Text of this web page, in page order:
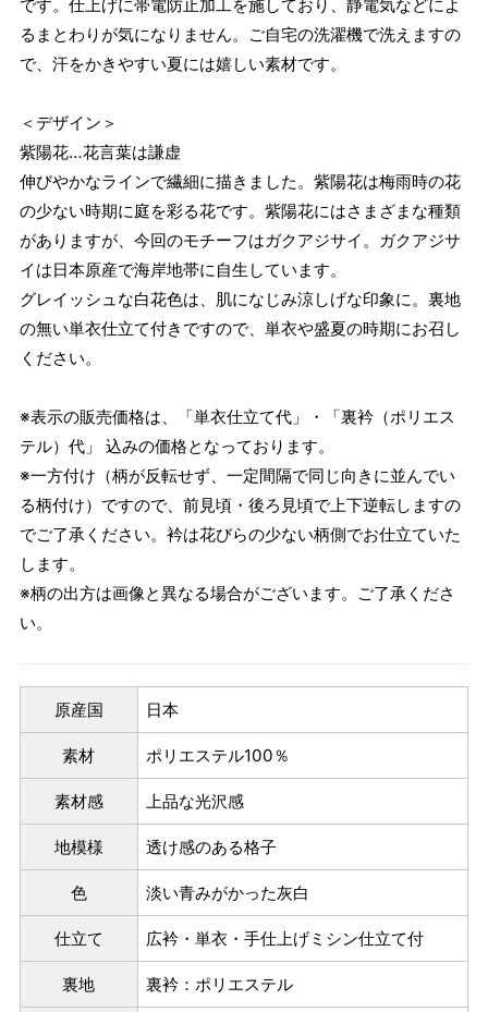
パターンオーダー（弊社規定のS～LLサイズより、身長・
ヒップを目安にサイズをお選びいただく）
マイサイズでお仕立て（お客様の希望サイズでお仕立て）
店舗で採寸（お近くの店舗でスタッフが採寸）
です。仕上げに帯電防止加工を施しており、静電気などによ
るまとわりが気になりません。ご自宅の洗濯機で洗えますの
で、汗をかきやすい夏には嬉しい素材です。
＜デザイン＞
紫陽花…花言葉は謙虚
伸びやかなラインで繊細に描きました。紫陽花は梅雨時の花
の少ない時期に庭を彩る花です。紫陽花にはさまざまな種類
がありますが、今回のモチーフはガクアジサイ。ガクアジサ
イは日本原産で海岸地帯に自生しています。
グレイッシュな白花色は、肌になじみ涼しげな印象に。裏地
の無い単衣仕立て付きですので、単衣や盛夏の時期にお召し
ください。
※表示の販売価格は、「単衣仕立て代」・「裏衿（ポリエス
テル）代」 込みの価格となっております。
※一方付け（柄が反転せず、一定間隔で同じ向きに並んでい
る柄付け）ですので、前見頃・後ろ見頃で上下逆転しますの
でご了承ください。衿は花びらの少ない柄側でお仕立ていた
します。
※柄の出方は画像と異なる場合がございます。ご了承くださ
い。
原産国 日本
素材 ポリエステル100％
素材感 上品な光沢感
地模様 透け感のある格子
色 淡い青みがかった灰白
仕立て 広衿・単衣・手仕上げミシン仕立て付
裏地 裏衿：ポリエステル